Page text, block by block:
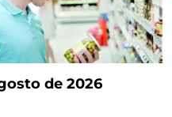
de 2026